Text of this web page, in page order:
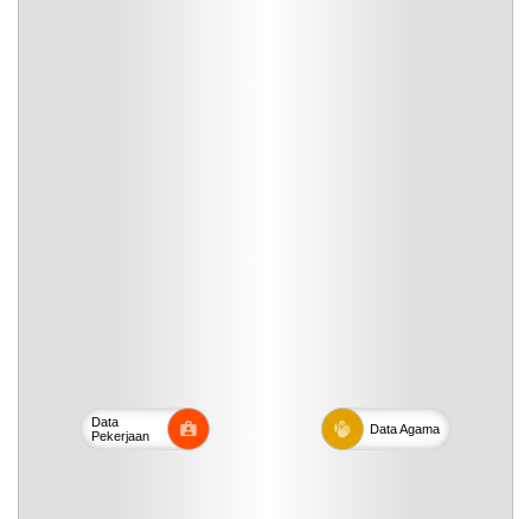
Data
Pekerjaan
DataAgama